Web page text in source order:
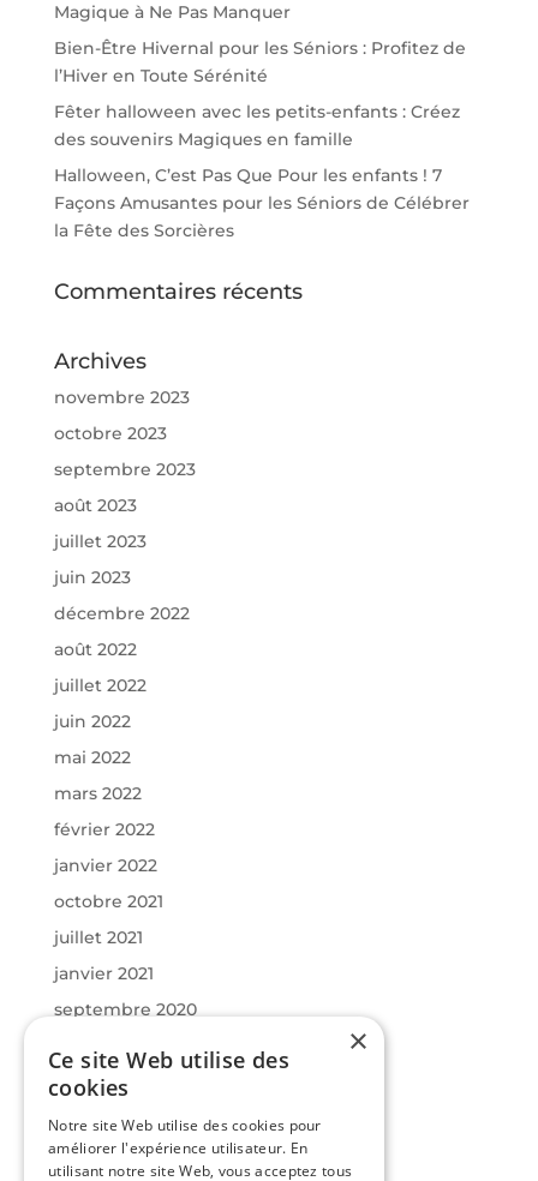
Magique à Ne Pas Manquer
Bien-Être Hivernal pour les Séniors : Profitez de
l’Hiver en Toute Sérénité
Fêter halloween avec les petits-enfants : Créez
des souvenirs Magiques en famille
Halloween, C’est Pas Que Pour les enfants ! 7
Façons Amusantes pour les Séniors de Célébrer
la Fête des Sorcières
Commentaires récents
Archives
novembre 2023
octobre 2023
septembre 2023
août 2023
juillet 2023
juin 2023
décembre 2022
août 2022
juillet 2022
juin 2022
mai 2022
mars 2022
février 2022
janvier 2022
octobre 2021
juillet 2021
janvier 2021
septembre 2020
mars 2020
janvier 2020
×
Ce site Web utilise des
cookies
Notre site Web utilise des cookies pour
améliorer l'expérience utilisateur. En
utilisant notre site Web, vous acceptez tous